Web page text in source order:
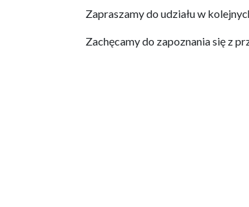
Zapraszamy do udziału w
Zachęcamy do zapoznania się z